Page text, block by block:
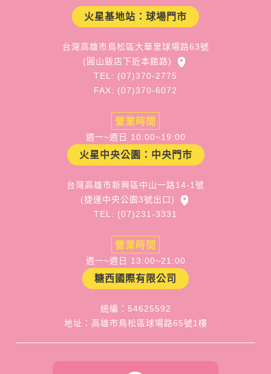
火星基地站：球場門市
台灣高雄市鳥松區大華里球場路63號
(圓山飯店下近本館路)
TEL: (07)370-2775
FAX: (07)370-6072
營業時間
週一~週日 10:00~19:00
火星中央公園：中央門市
台灣高雄市新興區中山一路14-1號
(捷運中央公園3號出口)
TEL: (07)231-3331
營業時間
週一~週日 13:00~21:00
糖西國際有限公司
統編：54625592
地址：高雄市鳥松區球場路65號1樓